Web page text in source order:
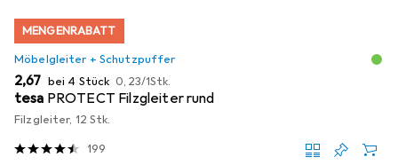
MENGENRABATT
Möbelgleiter + Schutzpuffer
EUR
2,67 bei 4 Stück EUR
0,23/1Stk.
tesa PROTECT Filzgleiter rund
Filzgleiter, 12 Stk.
199